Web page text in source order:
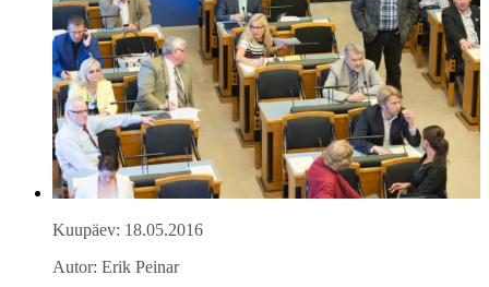
Kuupäev: 18.05.2016
Autor: Erik Peinar